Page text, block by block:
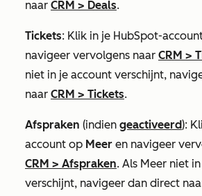
naar CRM > Deals.
Tickets: Klik in je HubSpot-
navigeer vervolgens naar CRM >
niet in je account verschijnt,
naar CRM > Tickets.
Afspraken (indien geactiveerd):
account op Meer en navigeer
CRM > Afspraken. Als Meer niet
verschijnt, navigeer dan direct